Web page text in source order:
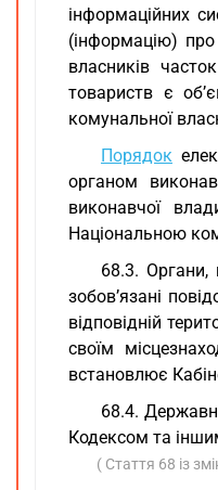
інформаційних
(інформацію)
власників
товариств є
комунальної
Порядок
органом
виконавчої
Національною
68.3. Органи,
зобов’язані
відповідній
своїм
встановлює
68.4.
Кодексом та
( Стаття 68 із